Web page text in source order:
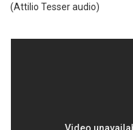
(Attilio Tesser audio)